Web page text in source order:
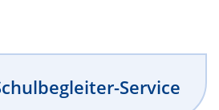
Service